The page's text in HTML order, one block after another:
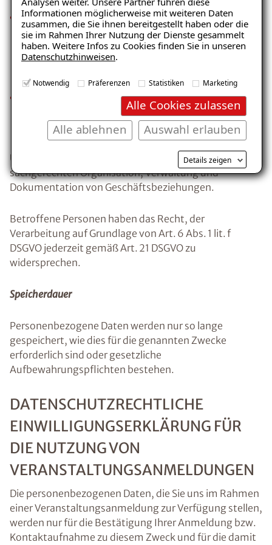
Informationen möglicherweise mit weiteren Daten
zusammen, die Sie ihnen bereitgestellt haben oder die
sie im Rahmen Ihrer Nutzung der Dienste gesammelt
haben. Weitere Infos zu Cookies finden Sie in unseren
Datenschutzhinweisen.
Notwendig Präferenzen Statistiken Marketing
Alle Cookies zulassen
Auswahl erlauben
Alle ablehnen
Details zeigen
vertriebs‑ und projektbezogene
Zusatzinformationen (z. B. Kommunikations‑ und
Entscheidungsstil, projektbezogene Präferenzen
sowie vertriebsrelevante Zusatzinformationen),
jeweils mit unmittelbarem geschäftlichem Bezug,
technische Nutzungs‑ und Protokolldaten bei der
Nutzung unserer IT‑ und Kommunikationssysteme
(z. B. Meeting‑IDs, IP‑Adressen).
Unser berechtigtes Interesse liegt in der
sachgerechten Organisation, Verwaltung und
Dokumentation von Geschäftsbeziehungen.
Betroffene Personen haben das Recht, der
Verarbeitung auf Grundlage von Art. 6 Abs. 1 lit. f
DSGVO jederzeit gemäß Art. 21 DSGVO zu
widersprechen.
Speicherdauer
Personenbezogene Daten werden nur so lange
gespeichert, wie dies für die genannten Zwecke
erforderlich sind oder gesetzliche
Aufbewahrungspflichten bestehen.
DATENSCHUTZRECHTLICHE
EINWILLIGUNGSERKLÄRUNG FÜR
DIE NUTZUNG VON
VERANSTALTUNGSANMELDUNGEN
Die personenbezogenen Daten, die Sie uns im Rahmen
einer Veranstaltungsanmeldung zur Verfügung stellen,
werden nur für die Bestätigung Ihrer Anmeldung bzw.
Kontaktaufnahme zu diesem Zweck und für die damit